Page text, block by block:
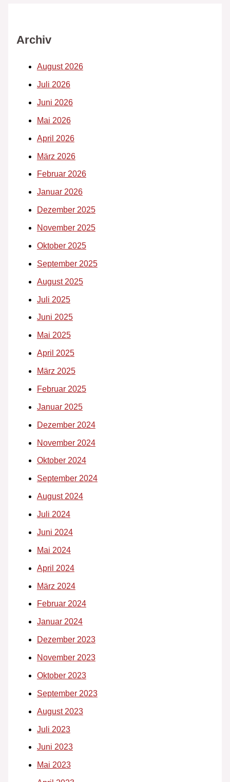
Archiv
August 2026
Juli 2026
Juni 2026
Mai 2026
April 2026
März 2026
Februar 2026
Januar 2026
Dezember 2025
November 2025
Oktober 2025
September 2025
August 2025
Juli 2025
Juni 2025
Mai 2025
April 2025
März 2025
Februar 2025
Januar 2025
Dezember 2024
November 2024
Oktober 2024
September 2024
August 2024
Juli 2024
Juni 2024
Mai 2024
April 2024
März 2024
Februar 2024
Januar 2024
Dezember 2023
November 2023
Oktober 2023
September 2023
August 2023
Juli 2023
Juni 2023
Mai 2023